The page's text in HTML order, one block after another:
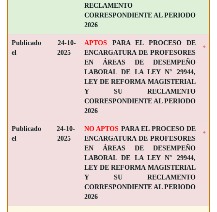
RECLAMENTO
CORRESPONDIENTE AL PERIODO
2026
Publicado
el
24-10-
2025
APTOS PARA EL PROCESO DE
ENCARGATURA DE PROFESORES
EN ÁREAS DE DESEMPEÑO
LABORAL DE LA LEY N° 29944,
LEY DE REFORMA MAGISTERIAL
Y SU RECLAMENTO
CORRESPONDIENTE AL PERIODO
2026
Publicado
el
24-10-
2025
NO APTOS PARA EL PROCESO DE
ENCARGATURA DE PROFESORES
EN ÁREAS DE DESEMPEÑO
LABORAL DE LA LEY N° 29944,
LEY DE REFORMA MAGISTERIAL
Y SU RECLAMENTO
CORRESPONDIENTE AL PERIODO
2026